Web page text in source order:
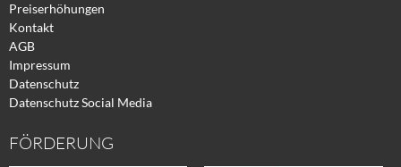
Preiserhöhungen
Kontakt
AGB
Impressum
Datenschutz
Datenschutz Social Media
FÖRDERUNG